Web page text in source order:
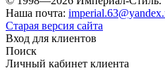
Наша почта:
Старая версия сайта
Вход для клиентов
Поиск
Личный кабинет клиента